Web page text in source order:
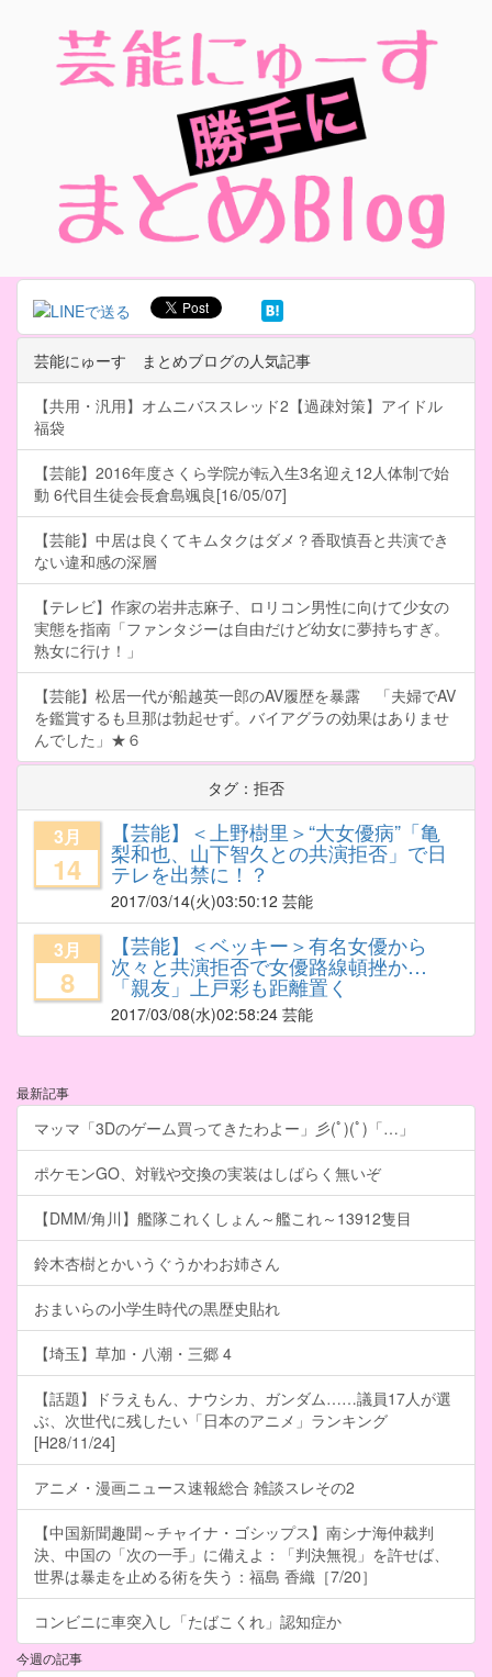
芸能にゅーす まとめブログの人気記事
【共用・汎用】オムニバススレッド2【過疎対策】アイドル
福袋
【芸能】2016年度さくら学院が転入生3名迎え12人体制で始
動 6代目生徒会長倉島颯良[16/05/07]
【芸能】中居は良くてキムタクはダメ？香取慎吾と共演でき
ない違和感の深層
【テレビ】作家の岩井志麻子、ロリコン男性に向けて少女の
実態を指南「ファンタジーは自由だけど幼女に夢持ちすぎ。
熟女に行け！」
【芸能】松居一代が船越英一郎のAV履歴を暴露 「夫婦でAV
を鑑賞するも旦那は勃起せず。バイアグラの効果はありませ
んでした」★６
タグ：拒否
3月
14
【芸能】＜上野樹里＞“大女優病”「亀
梨和也、山下智久との共演拒否」で日
テレを出禁に！？
2017/03/14(火)03:50:12 芸能
3月
8
【芸能】＜ベッキー＞有名女優から
次々と共演拒否で女優路線頓挫か…
「親友」上戸彩も距離置く
2017/03/08(水)02:58:24 芸能
最新記事
マッマ「3Dのゲーム買ってきたわよー」彡(ﾟ)(ﾟ)「…」
ポケモンGO、対戦や交換の実装はしばらく無いぞ
【DMM/角川】艦隊これくしょん～艦これ～13912隻目
鈴木杏樹とかいうぐうかわお姉さん
おまいらの小学生時代の黒歴史貼れ
【埼玉】草加・八潮・三郷 4
【話題】ドラえもん、ナウシカ、ガンダム……議員17人が選
ぶ、次世代に残したい「日本のアニメ」ランキング
[H28/11/24]
アニメ・漫画ニュース速報総合 雑談スレその2
【中国新聞趣聞～チャイナ・ゴシップス】南シナ海仲裁判
決、中国の「次の一手」に備えよ：「判決無視」を許せば、
世界は暴走を止める術を失う：福島 香織［7/20］
コンビニに車突入し「たばこくれ」認知症か
今週の記事